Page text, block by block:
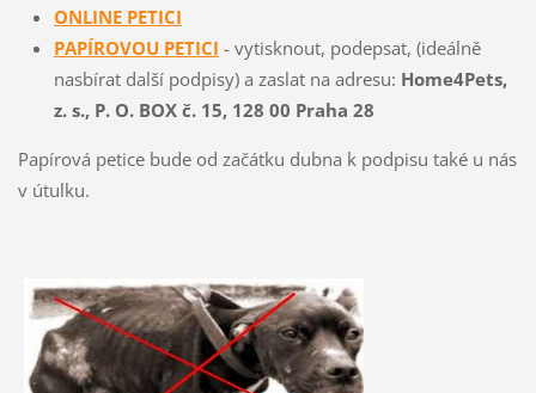
ONLINE PETICI
PAPÍROVOU PETICI - vytisknout, podepsat, (ideálně
nasbírat další podpisy) a zaslat na adresu: Home4Pets,
z. s., P. O. BOX č. 15, 128 00 Praha 28
Papírová petice bude od začátku dubna k podpisu také u nás
v útulku.